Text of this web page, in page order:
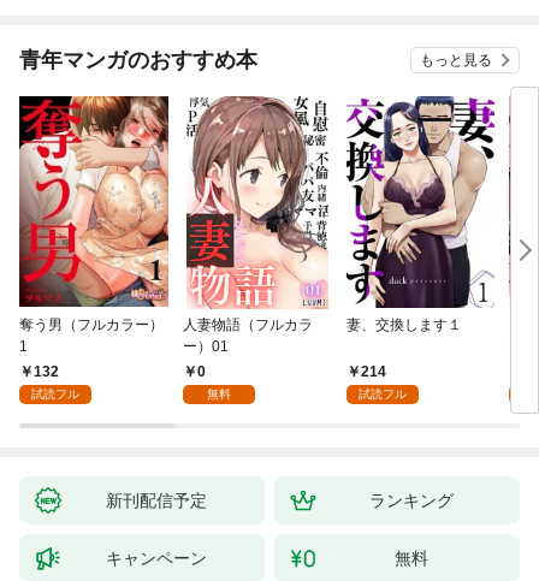
青年マンガのおすすめ本 もっと見る
奪う男（フルカラー）
1
132
試読フル
人妻物語（フルカラ
ー）01
0
無料
妻、交換します１
214
試読フル
な
新刊配信予定 ランキング
キャンペーン 無料